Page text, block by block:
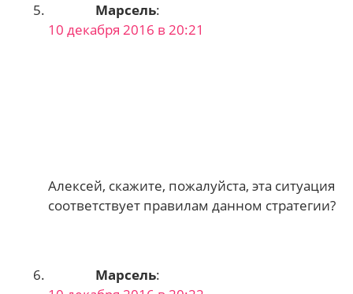
Марсель:
10 декабря 2016 в 20:21
Алексей, скажите, пожалуйста, эта ситуация
соответствует правилам данном стратегии?
Марсель: